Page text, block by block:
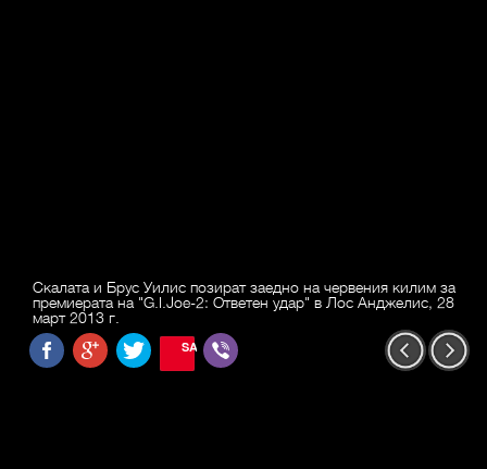
Скалата и Брус Уилис позират заедно на червения килим за
премиерата на "G.I.Joe-2: Ответен удар" в Лос Анджелис, 28
март 2013 г.
SAVE